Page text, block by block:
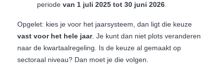
periode van 1 juli 2025 tot 30 juni 2026
Opgelet: kies je voor het jaarsysteem, dan ligt die keuze
vast voor het hele jaar. Je kunt dan niet plots veranderen
naar de kwartaalregeling. Is de keuze al gemaakt op
sectoraal niveau? Dan moet je die volgen.